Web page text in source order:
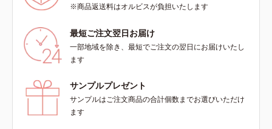
※商品返送料はオルビスが負担いたします
最短ご注文翌日お届け
一部地域を除き、最短でご注文の翌日にお届けいたし
ます
サンプルプレゼント
サンプルはご注文商品の合計個数までお選びいただけ
ます